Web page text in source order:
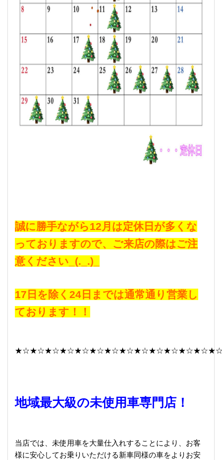
誠に勝手ながら12月は定休日が多くな
っておりますので、ご来店の際はご注
意ください_(._.)_
17日を除く24日までは通常通り営業し
ております！！
地域最大級の未使用車専門店！
当店では、未使用車を大量仕入れすることにより、お客
様に安心してお乗りいただける新車同様の車をよりお安